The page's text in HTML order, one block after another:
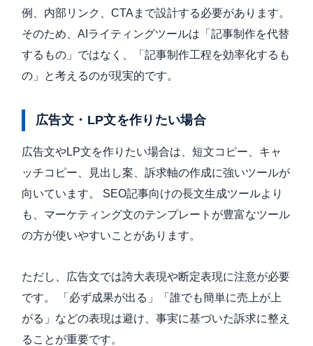
例、内部リンク、CTAまで設計する必要があります。
そのため、AIライティングツールは「記事制作を代替
するもの」ではなく、「記事制作工程を効率化するも
の」と考えるのが現実的です。
広告文・LP文を作りたい場合
広告文やLP文を作りたい場合は、短文コピー、キャ
ッチコピー、見出し案、訴求軸の作成に強いツールが
向いています。 SEO記事向けの長文生成ツールより
も、マーケティング文のテンプレートが豊富なツール
の方が使いやすいことがあります。
ただし、広告文では誇大表現や断定表現に注意が必要
です。 「必ず成果が出る」「誰でも簡単に売上が上
がる」などの表現は避け、事実に基づいた訴求に整え
ることが重要です。